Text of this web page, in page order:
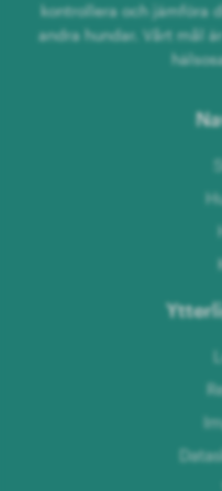
kontrollera och jämföra
andra hundar. Vårt mål